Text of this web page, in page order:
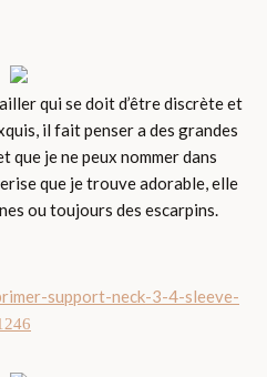
qui se doit d’être discrète et
il fait penser a des grandes
que je ne peux nommer dans
que je trouve adorable, elle
ou toujours des escarpins.
support-neck-3-4-sleeve-